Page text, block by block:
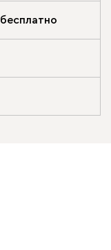
бесплатно